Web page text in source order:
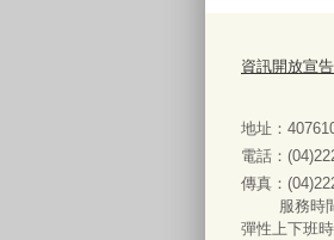
資訊開放宣告
地址：
電話：
傳真：
服務時間
彈性上下班